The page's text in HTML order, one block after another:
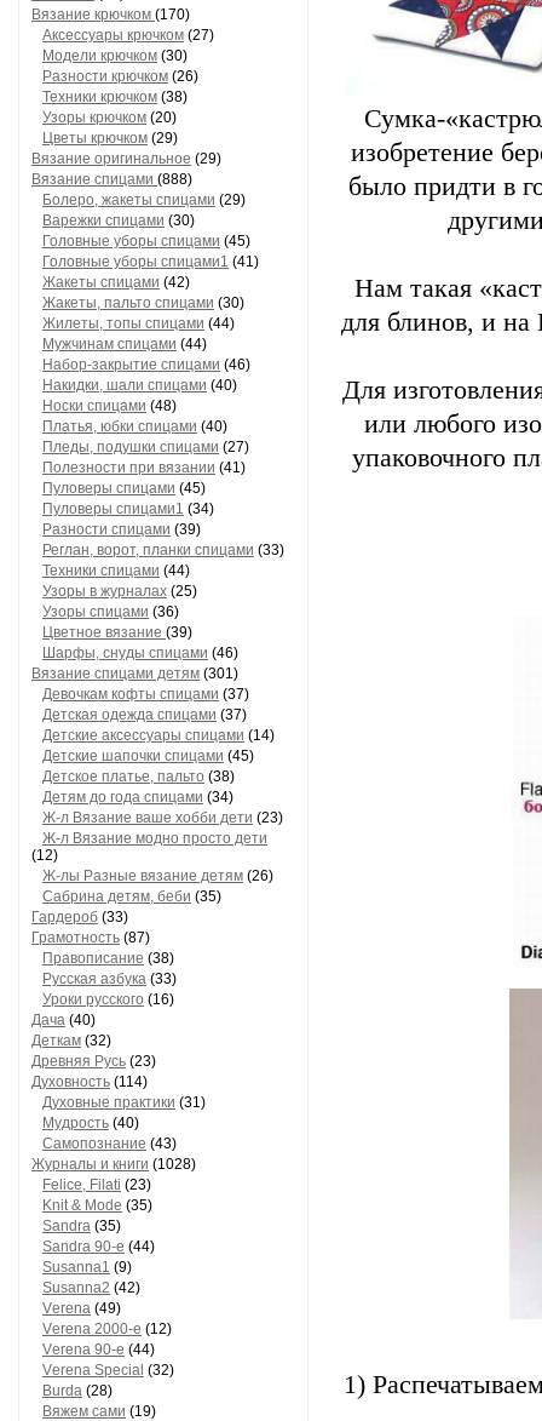
Вязание крючком (170)
Аксессуары крючком (27)
Модели крючком (30)
Разности крючком (26)
Техники крючком (38)
Узоры крючком (20)
Цветы крючком (29)
Вязание оригинальное (29)
Вязание спицами (888)
Болеро, жакеты спицами (29)
Варежки спицами (30)
Головные уборы спицами (45)
Головные уборы спицами1 (41)
Жакеты спицами (42)
Жакеты, пальто спицами (30)
Жилеты, топы спицами (44)
Мужчинам спицами (44)
Набор-закрытие спицами (46)
Накидки, шали спицами (40)
Носки спицами (48)
Платья, юбки спицами (40)
Пледы, подушки спицами (27)
Полезности при вязании (41)
Пуловеры спицами (45)
Пуловеры спицами1 (34)
Разности спицами (39)
Реглан, ворот, планки спицами (33)
Техники спицами (44)
Узоры в журналах (25)
Узоры спицами (36)
Цветное вязание (39)
Шарфы, снуды спицами (46)
Вязание спицами детям (301)
Девочкам кофты спицами (37)
Детская одежда спицами (37)
Детские аксессуары спицами (14)
Детские шапочки спицами (45)
Детское платье, пальто (38)
Детям до года спицами (34)
Ж-л Вязание ваше хобби дети (23)
Ж-л Вязание модно просто дети
(12)
Ж-лы Разные вязание детям (26)
Сабринa детям, беби (35)
Гардероб (33)
Грамотность (87)
Правописание (38)
Русская азбука (33)
Уроки русского (16)
Дача (40)
Деткам (32)
Древняя Русь (23)
Духовность (114)
Духовные практики (31)
Мудрость (40)
Самопознание (43)
Журналы и книги (1028)
Felice, Filati (23)
Knit & Mode (35)
Sandra (35)
Sandra 90-е (44)
Susanna1 (9)
Susanna2 (42)
Vеrеnа (49)
Vеrеnа 2000-е (12)
Vеrеnа 90-е (44)
Vеrеnа Special (32)
Вurdа (28)
Вяжем сами (19)
Сумка-
изобретение
было придти в
Нам такая
для блинов, и на
Для
или любого
упаковочного
1)